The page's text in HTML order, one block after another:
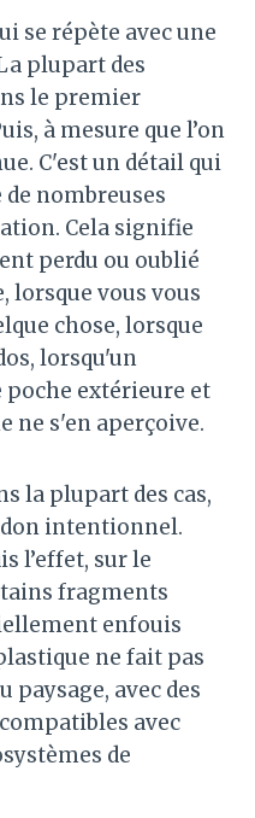
se répète avec une
plupart des
le premier
à mesure que l’on
C'est un détail qui
nombreuses
Cela signifie
perdu ou oublié
lorsque vous vous
chose, lorsque
lorsqu'un
extérieure et
ne s'en aperçoive.
la plupart des cas,
intentionnel.
l’effet, sur le
fragments
enfouis
ne fait pas
paysage, avec des
avec
de